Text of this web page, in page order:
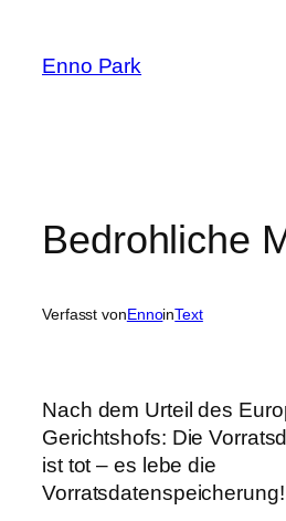
springen
Enno Park
Bedrohliche
Verfasst vonEnnoinText
Nach dem Urteil des
Gerichtshofs: Die
ist tot – es lebe die
Vorratsdatenspeicherung!